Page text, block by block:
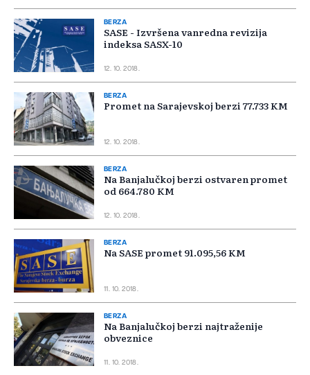
BERZA
SASE - Izvršena vanredna revizija
indeksa SASX-10
12. 10. 2018.
BERZA
Promet na Sarajevskoj berzi 77.733 KM
12. 10. 2018.
BERZA
Na Banjalučkoj berzi ostvaren promet
od 664.780 KM
12. 10. 2018.
BERZA
Na SASE promet 91.095,56 KM
11. 10. 2018.
BERZA
Na Banjalučkoj berzi najtraženije
obveznice
11. 10. 2018.